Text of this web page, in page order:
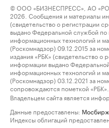
© ООО «БИЗНЕСПРЕСС», АО
2026. Сообщения и материалы
(свидетельство о регистрации
выдано Федеральной службой по
информационных технологий и
(Роскомнадзор) 09.12.2015 за
издания «РБК» (свидетельство о
информации выдано
информационных технологий и
(Роскомнадзор) 03.12.2021 за
сопровождаются пометкой «РБК».
Владельцем сайта является
Данные предоставлены:
Индексы облигаций